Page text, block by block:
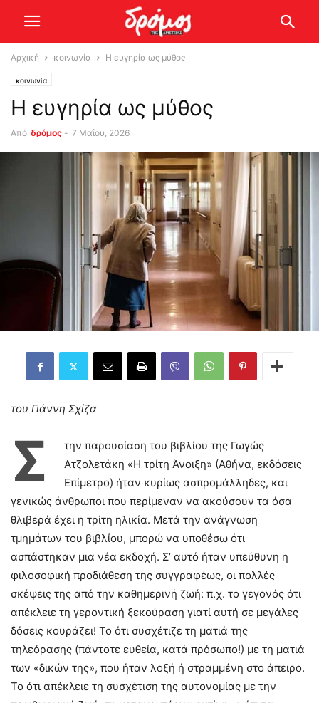
Αρχική κοινωνία Η ευγηρία ως μύθος
κοινωνία
Η ευγηρία ως μύθος
Από δρόμος - 7 Μαΐου, 2026
του Γιάννη Σχίζα
Σ
την παρουσίαση του βιβλίου της Γωγώς
Ατζολετάκη «Η τρίτη Άνοιξη» (Αθήνα, εκδόσεις
Επίμετρο) ήταν κυρίως ασπρομάλληδες, και
γενικώς άνθρωποι που περίμεναν να ακούσουν τα όσα
θλιβερά έχει η τρίτη ηλικία. Μετά την ανάγνωση
τμημάτων του βιβλίου, μπορώ να υποθέσω ότι
ασπάστηκαν μια νέα εκδοχή. Σ’ αυτό ήταν υπεύθυνη η
φιλοσοφική προδιάθεση της συγγραφέως, οι πολλές
σκέψεις της από την καθημερινή ζωή: π.χ. το γεγονός ότι
απέκλειε τη γεροντική ξεκούραση γιατί αυτή σε μεγάλες
δόσεις κουράζει! Το ότι συσχέτιζε τη ματιά της
τηλεόρασης (πάντοτε ευθεία, κατά πρόσωπο!) με τη ματιά
των «δικών της», που ήταν λοξή ή στραμμένη στο άπειρο.
Το ότι απέκλειε τη συσχέτιση της αυτονομίας με την